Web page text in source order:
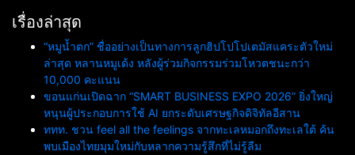
เรื่องล่าสุด
“หมูน้ำตก” ชื่ออย่างเป็นทางการลูกฮิปโปโปเตมัสแคระตัวใหม่
ล่าสุด หลานหมูเด้ง หลังผู้ร่วมกิจกรรมร่วมโหวตชนะกว่า
10,000 คะแนน
ขอนแก่นเปิดฉาก “SMART BUSINESS EXPO 2026” ยิ่งใหญ่
หนุนผู้ประกอบการใช้ AI ยกระดับเศรษฐกิจดิจิทัลอีสาน
ททท. ชวน feel all the feelings จากทะเลหมอกถึงทะเลใต้ ค้น
พบเมืองไทยมุมใหม่กับหลากความรู้สึกที่ไม่รู้ลืม